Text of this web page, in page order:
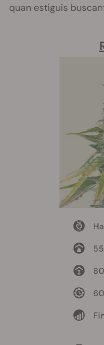
quan estiguis